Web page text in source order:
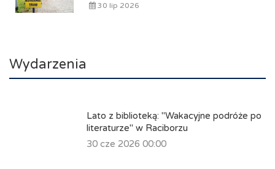
30 lip 2026
Wydarzenia
Lato z biblioteką: "Wakacyjne podróże po
literaturze" w Raciborzu
30 cze 2026 00:00